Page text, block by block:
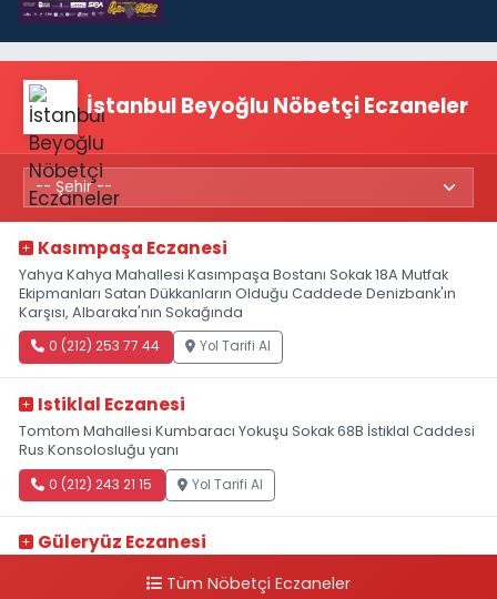
İstanbul Beyoğlu Nöbetçi Eczaneler
Kasımpaşa Eczanesi
Yahya Kahya Mahallesi Kasımpaşa Bostanı Sokak 18A Mutfak
Ekipmanları Satan Dükkanların Olduğu Caddede Denizbank'ın
Karşısı, Albaraka'nın Sokağında
0 (212) 253 77 44 Yol Tarifi Al
Istiklal Eczanesi
Tomtom Mahallesi Kumbaracı Yokuşu Sokak 68B İstiklal Caddesi
Rus Konsolosluğu yanı
0 (212) 243 21 15 Yol Tarifi Al
Güleryüz Eczanesi
kalaycıbahçe Meydana DoğruTüm Nöbetçi Eczaneler